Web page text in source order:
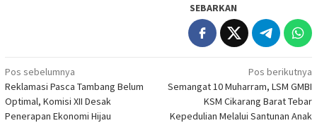
SEBARKAN
Navigasi
pos
Pos sebelumnya
Reklamasi Pasca Tambang Belum
Optimal, Komisi XII Desak
Penerapan Ekonomi Hijau
Pos berikutnya
Semangat 10 Muharram, LSM GMBI
KSM Cikarang Barat Tebar
Kepedulian Melalui Santunan Anak